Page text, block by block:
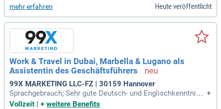
S können Sie als selbstständiger Berater effizient arbeiten u
nd Ihre Kunden begeistern. Dieses Lizenzsystem ist ideal für
den nebenberuflichen Einstieg oder zur Ergänzung Ihres bes
tehenden Beratungsbusiness. Profitieren Sie von strukturiert
en Beratungslösungen und einem starken Team, das Sie unt
erstützt. Steigern Sie Ihre Effizienz durch schnell erstellte F
ördermittelanalysen und Businesspläne mithilfe spezialisier
ter Software. Beginnen Sie noch heute Ihre erfolgreiche Karr
iere als Gründungs- und Fördermittelberater!
mehr erfahren Heute veröffentlicht
Work & Travel in Dubai, Marbella & Lugano als
Assistentin des Geschäftsführers
99X MARKETING LLC-FZ | 30159 Hannover
Sprachgebrauch; Sehr gute Deutsch- und Englischkenntniss
e, weitere Sprachkenntnisse von Vorteil; Persönliche Komp
+
Vollzeit | + weitere Benefits